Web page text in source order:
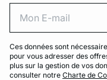
Ces données sont
pour vous adresser des
plus sur la gestion de vos
consulter notre Charte de